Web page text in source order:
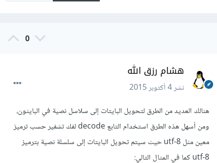
0
هشام رزق الله
نشر4 أكتوبر 2015
هنالك العديد من الطرق لتحويل البايتات إلى سلاسل نصية في البايثون،
ومن أسهل هذه الطرق استخدام التابع decode لفك تشفير حسب ترميز
معين مثل utf-8 حيث سيتم تحويل البايتات إلى سلسلة نصية بترميز
utf-8 كما في المثال التالي: